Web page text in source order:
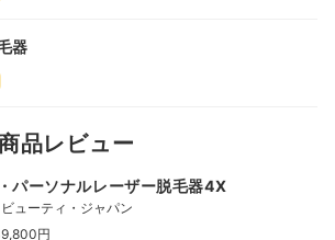
器
品レビュー
パーソナルレーザー脱毛器4X
ビューティ・ジャパン
円